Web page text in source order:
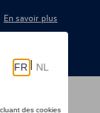
En savoir plus